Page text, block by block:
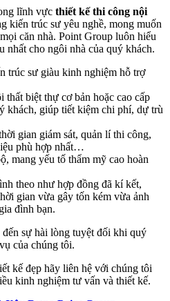
lĩnh vực thiết kế thi công nội
kiến trúc sư yêu nghề, mong muốn
căn nhà. Point Group luôn hiểu
nhất cho ngôi nhà của quý khách.
trúc sư giàu kinh nghiệm hỗ trợ
biệt thự cơ bản hoặc cao cấp
khách, giúp tiết kiệm chi phí, dự trù
gian giám sát, quản lí thi công,
phù hợp nhất…
mang yếu tố thẩm mỹ cao hoàn
theo như hợp đồng đã kí kết,
gian vừa gây tốn kém vừa ảnh
đình bạn.
đến sự hài lòng tuyệt đối khi quý
của chúng tôi.
kế đẹp hãy liên hệ với chúng tôi
kinh nghiệm tư vấn và thiết kế.